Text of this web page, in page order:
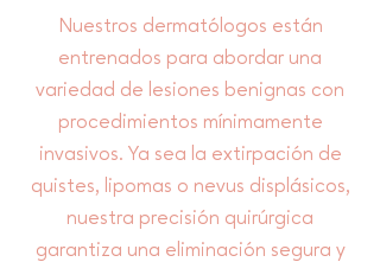
Nuestros dermatólogos están
entrenados para abordar una
variedad de lesiones benignas con
procedimientos mínimamente
invasivos. Ya sea la extirpación de
quistes, lipomas o nevus displásicos,
nuestra precisión quirúrgica
garantiza una eliminación segura y